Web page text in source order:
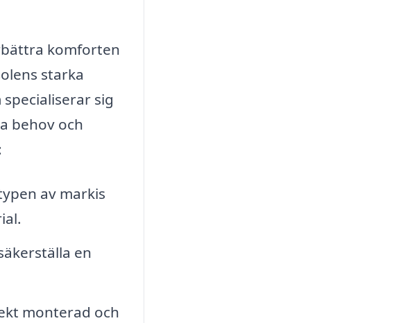
komforten
starka
sig
behov och
av markis
en
monterad och